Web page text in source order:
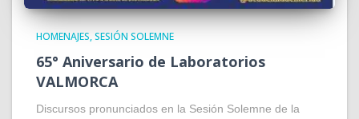
HOMENAJES SESIÓN SOLEMNE
65° Aniversario de Laboratorios
VALMORCA
Discursos pronunciados en la Sesión Solemne de la